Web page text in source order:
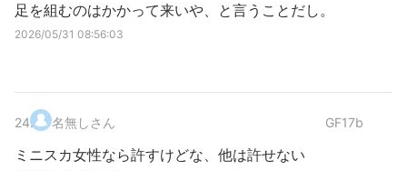
足を組むのはかかって来いや、と言うことだし。
2026/05/31 08:56:03
24. 名無しさん GF17b
ミニスカ女性なら許すけどな、他は許せない